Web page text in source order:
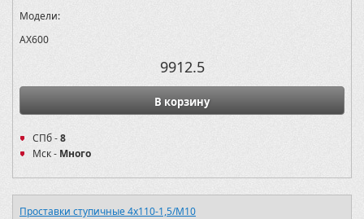
Модели:
AX600
9912.5
В корзину
СПб -8
Мск - Много
Проставки ступичные 4х110-1,5/M10